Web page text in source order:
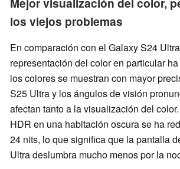
los viejos problemas
En comparación con el Galaxy S24
representación del color en particular
los colores se muestran con mayor
S25 Ultra y los ángulos de visión
afectan tanto a la visualización del
HDR en una habitación oscura se ha
24 nits, lo que significa que la pantalla
Ultra deslumbra mucho menos por la